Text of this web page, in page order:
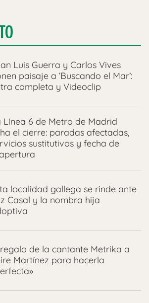
Luis Guerra y Carlos Vives
paisaje a ‘Buscando el Mar’:
completa y Videoclip
Línea 6 de Metro de Madrid
el cierre: paradas afectadas,
sustitutivos y fecha de
localidad gallega se rinde ante
Casal y la nombra hija
de la cantante Metrika a
Martínez para hacerla